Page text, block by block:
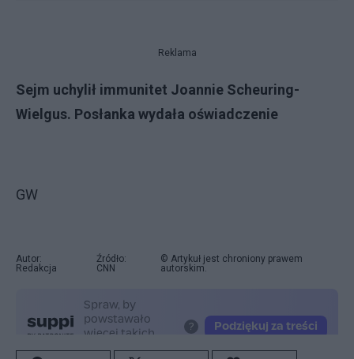
Reklama
Sejm uchylił immunitet Joannie Scheuring-
Wielgus. Posłanka wydała oświadczenie
GW
Autor:
Redakcja
Źródło:
CNN
© Artykuł jest chroniony prawem
autorskim.